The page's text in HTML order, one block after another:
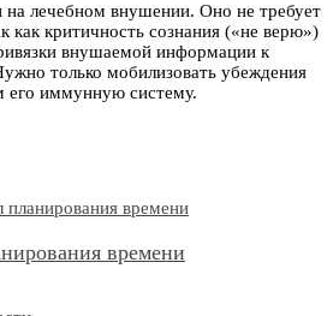
на лечебном внушении. Оно не требует
как критичность сознания («не верю»)
внушаемой информации к
только мобилизовать убеждения
иммунную систему.
времени